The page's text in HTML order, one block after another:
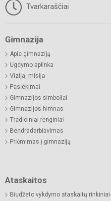
Tvarkaraščiai
Gimnazija
Apie gimnaziją
Ugdymo aplinka
Vizija, misija
Pasiekimai
Gimnazijos simboliai
Gimnazijos himnas
Tradiciniai renginiai
Bendradarbiavimas
Priėmimas į gimnaziją
Ataskaitos
Biudžeto vykdymo ataskaitų rinkiniai